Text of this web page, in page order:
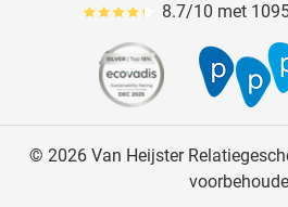
Gemiddeld8.7/10 met
© 2026 Van Heijster